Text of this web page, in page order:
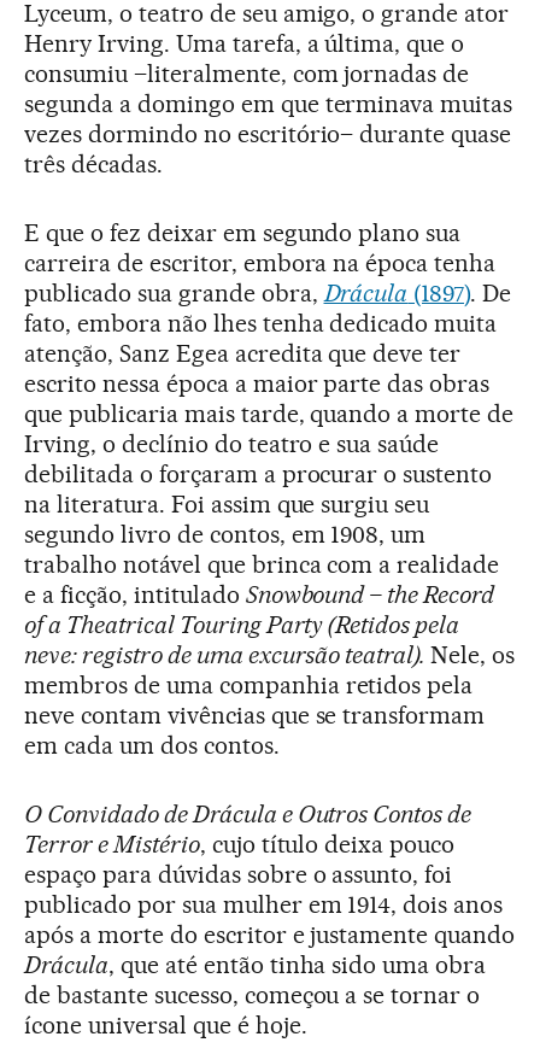
Lyceum, o teatro de seu amigo, o grande ator
Henry Irving. Uma tarefa, a última, que o
consumiu –literalmente, com jornadas de
segunda a domingo em que terminava muitas
vezes dormindo no escritório– durante quase
três décadas.
E que o fez deixar em segundo plano sua
carreira de escritor, embora na época tenha
publicado sua grande obra, Drácula (1897). De
fato, embora não lhes tenha dedicado muita
atenção, Sanz Egea acredita que deve ter
escrito nessa época a maior parte das obras
que publicaria mais tarde, quando a morte de
Irving, o declínio do teatro e sua saúde
debilitada o forçaram a procurar o sustento
na literatura. Foi assim que surgiu seu
segundo livro de contos, em 1908, um
trabalho notável que brinca com a realidade
e a ficção, intitulado Snowbound – the Record
of a Theatrical Touring Party (Retidos pela
neve: registro de uma excursão teatral).Nele, os
membros de uma companhia retidos pela
neve contam vivências que se transformam
em cada um dos contos.
O Convidado de Drácula e Outros Contos de
Terror e Mistério, cujo título deixa pouco
espaço para dúvidas sobre o assunto, foi
publicado por sua mulher em 1914, dois anos
após a morte do escritor e justamente quando
Drácula, que até então tinha sido uma obra
de bastante sucesso, começou a se tornar o
ícone universal que é hoje.